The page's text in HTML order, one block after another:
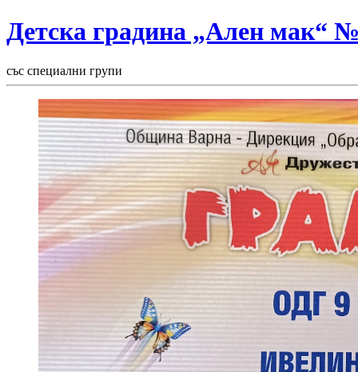
Детска градина „Ален мак“
със специални групи